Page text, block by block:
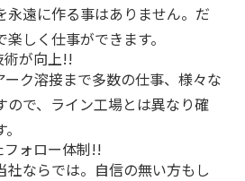
永遠に作る事はありません。だ
しく仕事ができます。
が向上!!
ーク溶接まで多数の仕事、様々な
ので、ライン工場とは異なり確
ォロー体制!!
社ならでは。自信の無い方もし